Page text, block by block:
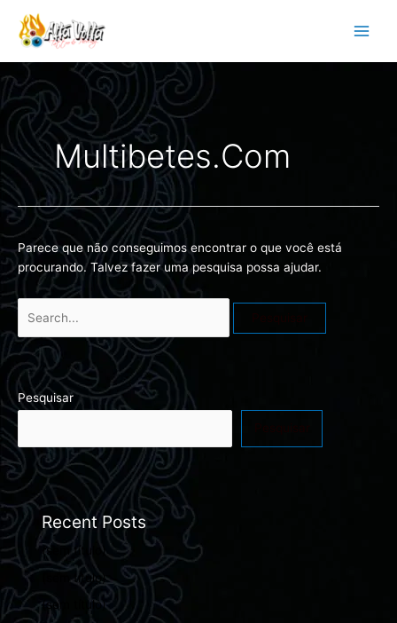
para
conteúdo
Multibetes.com
Parece que não conseguimos encontrar o que você está
procurando. Talvez fazer uma pesquisa possa ajudar.
por:
Pesquisar
Recent Posts
(sem título)
(sem título)
(sem título)